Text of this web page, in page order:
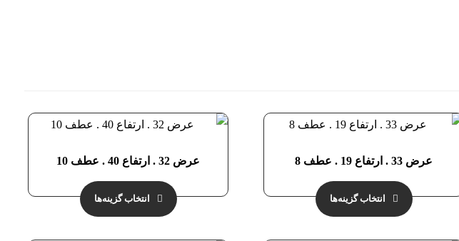
عرض 33 . ارتفاع 19 . عطف 8
انتخاب گزینه‌ها
عرض 32 . ارتفاع 40 . عطف 10
انتخاب گزینه‌ها